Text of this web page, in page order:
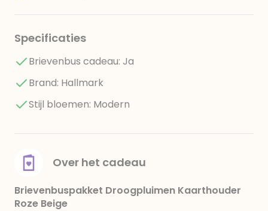
Specificaties
Brievenbus cadeau: Ja
Brand: Hallmark
Stijl bloemen: Modern
Over het cadeau
Brievenbuspakket Droogpluimen Kaarthouder
Roze Beige